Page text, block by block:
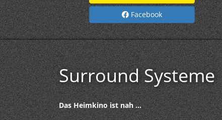
Facebook
Surround Systeme
Das Heimkino ist nah ...